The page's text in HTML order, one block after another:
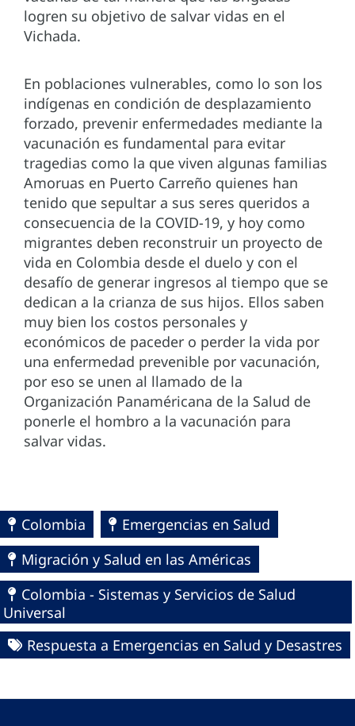
logren su objetivo de salvar vidas en el
Vichada.
En poblaciones vulnerables, como lo son los
indígenas en condición de desplazamiento
forzado, prevenir enfermedades mediante la
vacunación es fundamental para evitar
tragedias como la que viven algunas familias
Amoruas en Puerto Carreño quienes han
tenido que sepultar a sus seres queridos a
consecuencia de la COVID-19, y hoy como
migrantes deben reconstruir un proyecto de
vida en Colombia desde el duelo y con el
desafío de generar ingresos al tiempo que se
dedican a la crianza de sus hijos. Ellos saben
muy bien los costos personales y
económicos de paceder o perder la vida por
una enfermedad prevenible por vacunación,
por eso se unen al llamado de la
Organización Panaméricana de la Salud de
ponerle el hombro a la vacunación para
salvar vidas.
Colombia
Emergencias en Salud
Migración y Salud en las Américas
Colombia - Sistemas y Servicios de Salud
Universal
Respuesta a Emergencias en Salud y Desastres